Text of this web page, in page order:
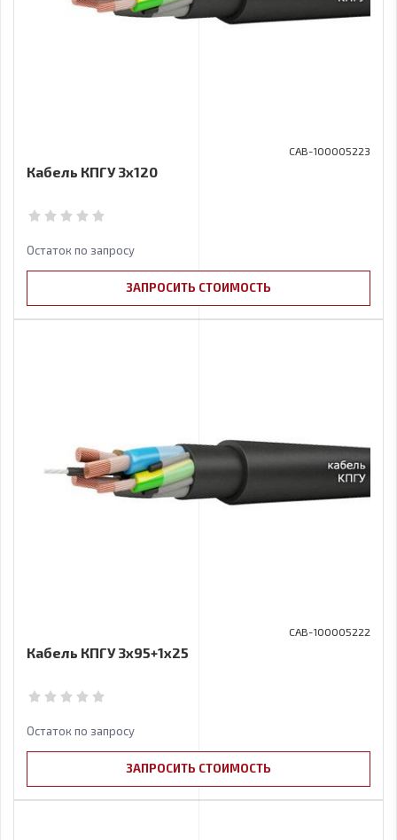
CAB-100005223
Кабель КПГУ 3х120
Остаток по запросу
ЗАПРОСИТЬ СТОИМОСТЬ
CAB-100005222
Кабель КПГУ 3х95+1x25
Остаток по запросу
ЗАПРОСИТЬ СТОИМОСТЬ